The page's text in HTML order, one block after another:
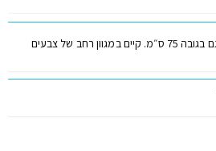
כיסא בר קיים בגובה 65 ס״מ וגם בגובה 75 ס״מ. קיים במגוון רחב של צבעים